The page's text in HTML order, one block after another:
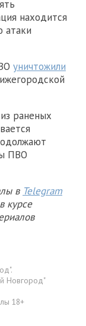
находится
атаки
уничтожили
раненых
ПВО
в Telegram
курсе
Новгород"
18+